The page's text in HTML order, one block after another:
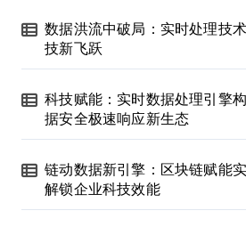
数据洪流中破局：实时处理技
技新飞跃
科技赋能：实时数据处理引擎
据安全极速响应新生态
链动数据新引擎：区块链赋能
解锁企业科技效能